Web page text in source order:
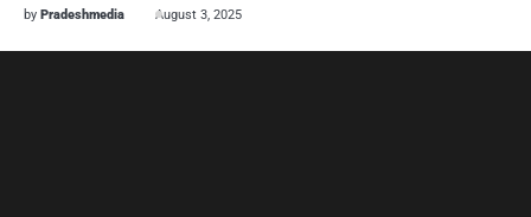
by Pradeshmedia August 3, 2025